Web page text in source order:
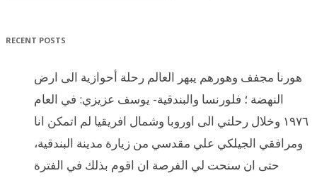
RECENT POSTS
هورنا مجفف وهورهم يبهر العالم رحلة أحوازية الى ارض
النهضة ؛ فلورنسا والبندقية- يوسف عزيزي: في العام
١٩٧٦ وخلال رحلتي الى اوروبا وشمال افريقيا لم اتمكن انا
ومرافقي الجيلكي علي مقدسي من زيارة مدينة البندقية،
حتى ان سنحت لي الفرصة ان اقوم بذلك في الفترة